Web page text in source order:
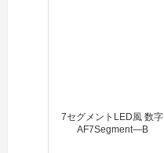
7セグメントLED風 数字
AF7Segment―B